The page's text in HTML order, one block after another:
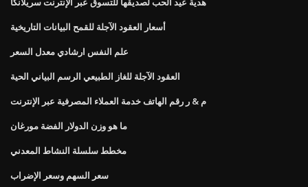
أسعار العقود الآجلة للقمح البيانات التاريخية
علم النفس ارشادي معدل السعر
العقود الآجلة للغاز الطبيعي الرسم البياني الحية
م & ر رقم الهاتف خدمة العملاء المصرفية عبر الإنترنت
ما هو وزن الدولار الفضة مورغان
مخطط سلسلة النشاط المعدني
سعر السهم وسعر الإضراب